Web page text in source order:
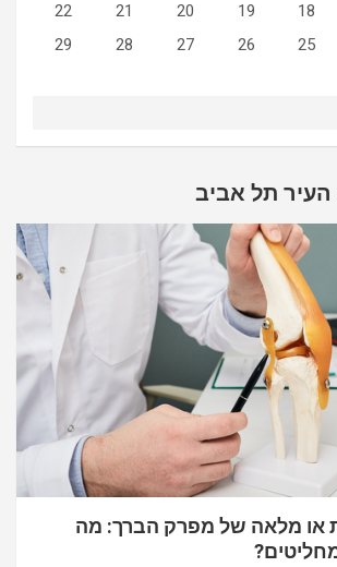
18
19
20
21
22
25
26
27
28
29
תל אביב
או מלאה של מפרק הברך: מה